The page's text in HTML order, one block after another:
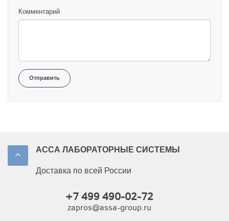
Комментарий
Отправить
АССА ЛАБОРАТОРНЫЕ СИСТЕМЫ
Доставка по всей России
+7 499 490-02-72
zapros@assa-group.ru